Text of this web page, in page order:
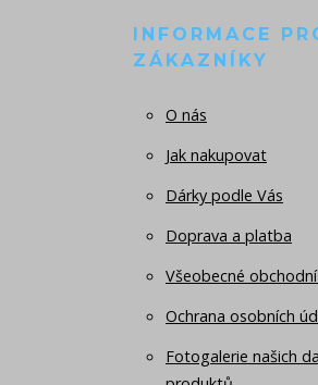
INFORMACE
ZÁKAZNÍKY
O nás
Jak nakupovat
Dárky podle Vás
Doprava a platba
Všeobecné
Ochrana osobních
Fotogalerie našich